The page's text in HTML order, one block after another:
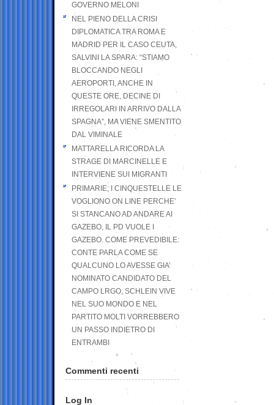
GOVERNO MELONI
NEL PIENO DELLA CRISI
DIPLOMATICA TRA ROMA E
MADRID PER IL CASO CEUTA,
SALVINI LA SPARA: “STIAMO
BLOCCANDO NEGLI
AEROPORTI, ANCHE IN
QUESTE ORE, DECINE DI
IRREGOLARI IN ARRIVO DALLA
SPAGNA”, MA VIENE SMENTITO
DAL VIMINALE
MATTARELLA RICORDA LA
STRAGE DI MARCINELLE E
INTERVIENE SUI MIGRANTI
PRIMARIE; I CINQUESTELLE LE
VOGLIONO ON LINE PERCHE’
SI STANCANO AD ANDARE AI
GAZEBO, IL PD VUOLE I
GAZEBO. COME PREVEDIBILE:
CONTE PARLA COME SE
QUALCUNO LO AVESSE GIA’
NOMINATO CANDIDATO DEL
CAMPO LRGO, SCHLEIN VIVE
NEL SUO MONDO E NEL
PARTITO MOLTI VORREBBERO
UN PASSO INDIETRO DI
ENTRAMBI
Commenti recenti
Log In